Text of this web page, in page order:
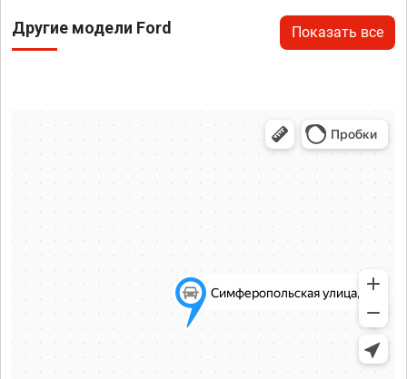
Другие модели Ford Показать все